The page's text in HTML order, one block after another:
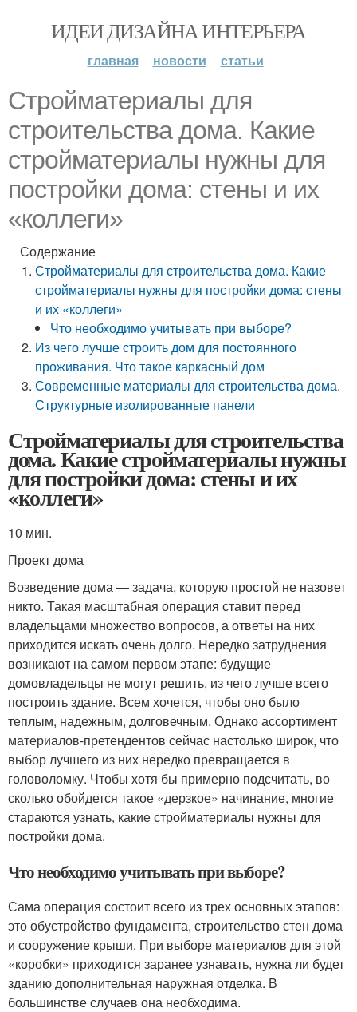
ИДЕИ ДИЗАЙНА ИНТЕРЬЕРА
главная новости статьи
Стройматериалы для
строительства дома. Какие
стройматериалы нужны для
постройки дома: стены и их
«коллеги»
Содержание
Стройматериалы для строительства дома. Какие
стройматериалы нужны для постройки дома: стены
и их «коллеги»
Что необходимо учитывать при выборе?
Из чего лучше строить дом для постоянного
проживания. Что такое каркасный дом
Современные материалы для строительства дома.
Структурные изолированные панели
Стройматериалы для строительства
дома. Какие стройматериалы нужны
для постройки дома: стены и их
«коллеги»
10 мин.
Проект дома
Возведение дома — задача, которую простой не назовет
никто. Такая масштабная операция ставит перед
владельцами множество вопросов, а ответы на них
приходится искать очень долго. Нередко затруднения
возникают на самом первом этапе: будущие
домовладельцы не могут решить, из чего лучше всего
построить здание. Всем хочется, чтобы оно было
теплым, надежным, долговечным. Однако ассортимент
материалов-претендентов сейчас настолько широк, что
выбор лучшего из них нередко превращается в
головоломку. Чтобы хотя бы примерно подсчитать, во
сколько обойдется такое «дерзкое» начинание, многие
стараются узнать, какие стройматериалы нужны для
постройки дома.
Что необходимо учитывать при выборе?
Сама операция состоит всего из трех основных этапов:
это обустройство фундамента, строительство стен дома
и сооружение крыши. При выборе материалов для этой
«коробки» приходится заранее узнавать, нужна ли будет
зданию дополнительная наружная отделка. В
большинстве случаев она необходима.